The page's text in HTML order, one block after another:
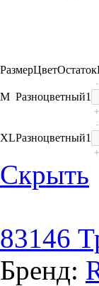
РазмерЦветОстаток
M Разноцветный1
-
+
XLРазноцветный1
-
+
Скрыть
83146
Бренд: